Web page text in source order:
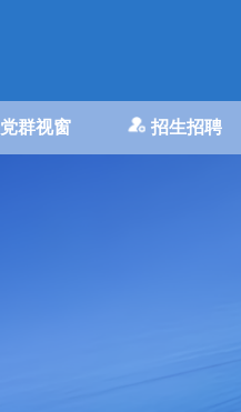
党群视窗 招生招聘